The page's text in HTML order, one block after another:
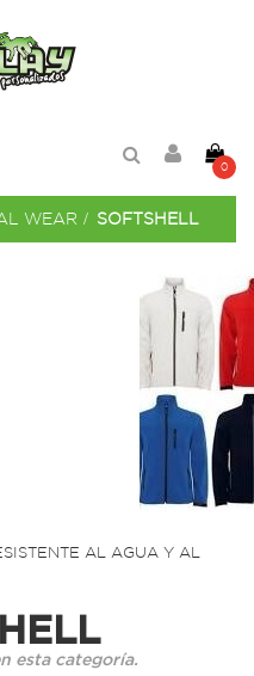
0
WEAR > SOFTSHELL
AL AGUA Y AL
esta categoría.